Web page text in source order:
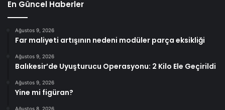
En Güncel Haberler
Ağustos 9, 2026
Far maliyeti artışının nedeni modüler parça eksikliği
Ağustos 9, 2026
Balıkesir’de Uyuşturucu Operasyonu: 2 Kilo Ele Geçirildi
Ağustos 9, 2026
Yine mi figüran?
Ağustos 8, 2026